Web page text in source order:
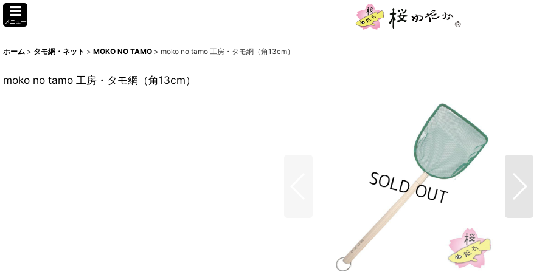
メニュー
ホーム > タモ網・ネット > MOKO NO TAMO > moko no tamo 工房・タモ網（角13cm）
moko no tamo 工房・タモ網（角13cm）